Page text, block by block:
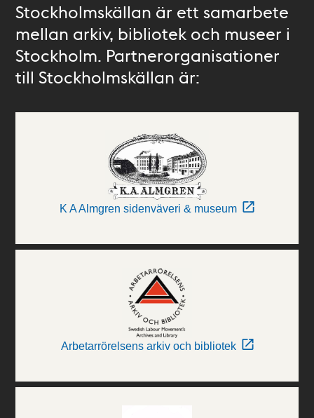
Stockholmskällan är ett samarbete
mellan arkiv, bibliotek och museer i
Stockholm. Partnerorganisationer
till Stockholmskällan är:
K A Almgren sidenväveri & museum
Arbetarrörelsens arkiv och bibliotek